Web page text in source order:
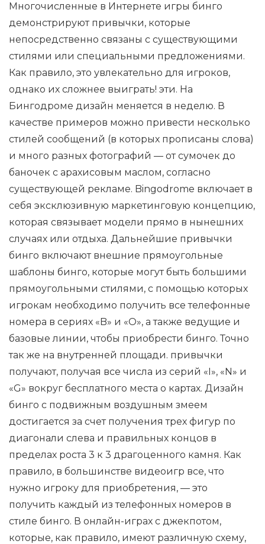
Многочисленные в Интернете игры бинго
демонстрируют привычки, которые
непосредственно связаны с существующими
стилями или специальными предложениями.
Как правило, это увлекательно для игроков,
однако их сложнее выиграть! эти. На
Бингодроме дизайн меняется в неделю. В
качестве примеров можно привести несколько
стилей сообщений (в которых прописаны слова)
и много разных фотографий — от сумочек до
баночек с арахисовым маслом, согласно
существующей рекламе. Bingodrome включает в
себя эксклюзивную маркетинговую концепцию,
которая связывает модели прямо в нынешних
случаях или отдыха. Дальнейшие привычки
бинго включают внешние прямоугольные
шаблоны бинго, которые могут быть большими
прямоугольными стилями, с помощью которых
игрокам необходимо получить все телефонные
номера в сериях «B» и «O», а также ведущие и
базовые линии, чтобы приобрести бинго. Точно
так же на внутренней площади. привычки
получают, получая все числа из серий «I», «N» и
«G» вокруг бесплатного места о картах. Дизайн
бинго с подвижным воздушным змеем
достигается за счет получения трех фигур по
диагонали слева и правильных концов в
пределах роста 3 к 3 драгоценного камня. Как
правило, в большинстве видеоигр все, что
нужно игроку для приобретения, — это
получить каждый из телефонных номеров в
стиле бинго. В онлайн-играх с джекпотом,
которые, как правило, имеют различную схему,